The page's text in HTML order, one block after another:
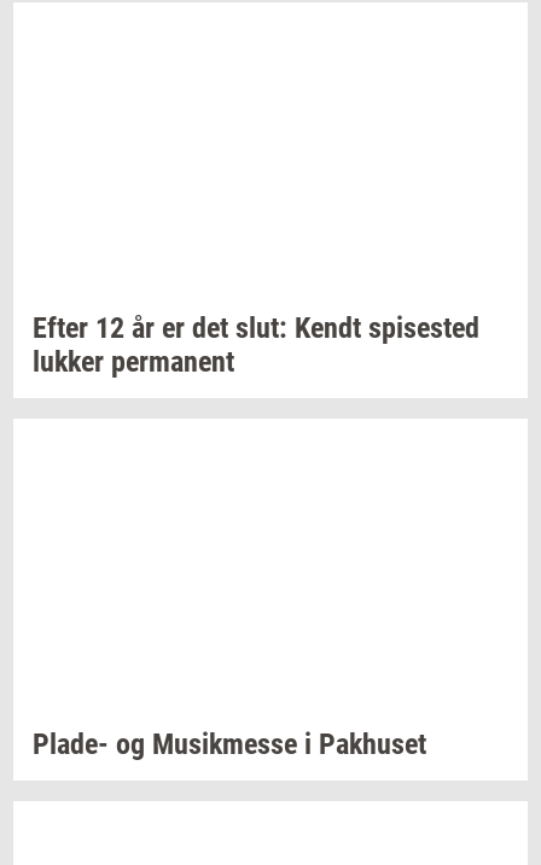
Efter 12 år er det slut: Kendt spi­se­sted
luk­ker per­ma­nent
Plade-​ og Mu­sik­mes­se i Pak­hu­set